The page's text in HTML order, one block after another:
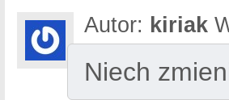
Autor: kiriak
Niech